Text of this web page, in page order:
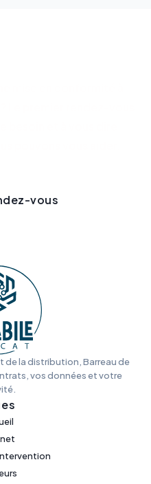
vous
de la distribution, Barreau de
vos données et votre